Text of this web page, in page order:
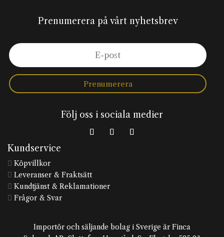
Prenumerera på vårt nyhetsbrev
Prenumerera
Följ oss i sociala medier
Kundservice
 Köpvillkor
 Leveranser & Fraktsätt
 Kundtjänst & Reklamationer
 Frågor & Svar
Importör och säljande bolag i Sverige är Finca